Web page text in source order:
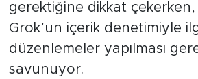
gerektiğine dikkat
Grok’un içerik denetimiyle
düzenlemeler yapılması
savunuyor.